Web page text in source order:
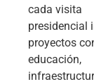
cada visita
presidencial
proyectos
educación,